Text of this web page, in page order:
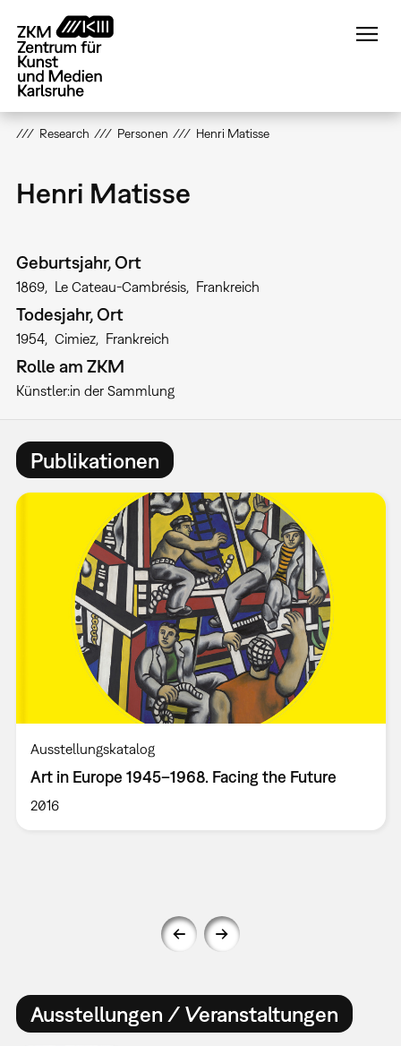
zum
Inhalt
Research Personen Henri Matisse
Henri Matisse
Geburtsjahr, Ort
1869 Le Cateau-Cambrésis Frankreich
Todesjahr, Ort
1954 Cimiez Frankreich
Rolle am ZKM
Künstler:in der Sammlung
Publikationen
Ausstellungskatalog
Art in Europe 1945–1968. Facing the Future
2016
Ausstellungen / Veranstaltungen